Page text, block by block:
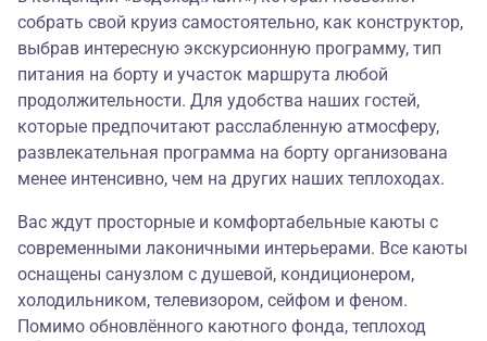
собрать свой круиз самостоятельно, как конструктор,
выбрав интересную экскурсионную программу, тип
питания на борту и участок маршрута любой
продолжительности. Для удобства наших гостей,
которые предпочитают расслабленную атмосферу,
развлекательная программа на борту организована
менее интенсивно, чем на других наших теплоходах.
Вас ждут просторные и комфортабельные каюты с
современными лаконичными интерьерами. Все каюты
оснащены санузлом с душевой, кондиционером,
холодильником, телевизором, сейфом и феном.
Помимо обновлённого каютного фонда, теплоход